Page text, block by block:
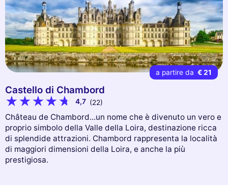
a partire da € 21
Castello di Chambord
4,7 (22)
Château de Chambord...un nome che è divenuto un vero e
proprio simbolo della Valle della Loira, destinazione ricca
di splendide attrazioni. Chambord rappresenta la località
di maggiori dimensioni della Loira, e anche la più
prestigiosa.